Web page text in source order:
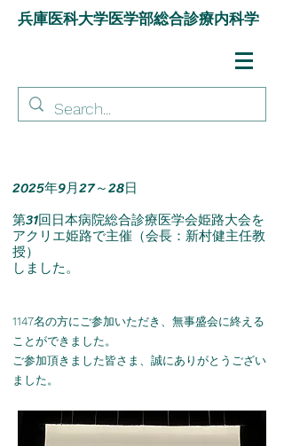
兵庫医科大学医学部総合診療内科学
2025年9月27～28日
第31回日本病院総合診療医学会姫路大会を
アクリエ姫路で主催（会長：新村健主任教
授）
しました。
1147名の方にご参加いただき、無事盛会に終える
ことができました。
ご参加頂きました皆さま、誠にありがとうござい
ました。